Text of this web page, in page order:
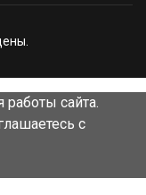
сайта.
с